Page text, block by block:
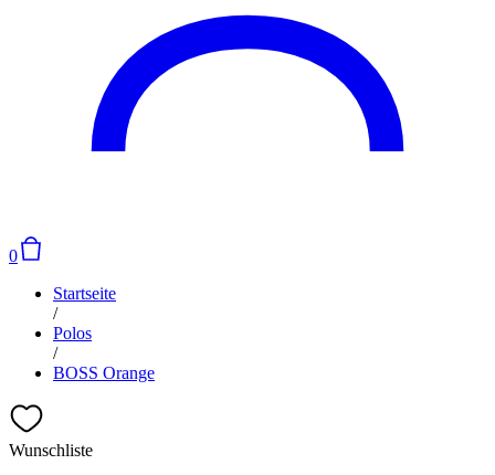
0
Startseite
/
Polos
/
BOSS Orange
Wunschliste